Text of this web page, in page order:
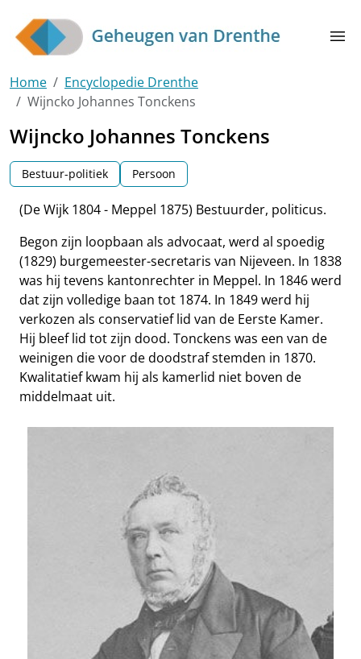
Skip to main content
menu
Home
Encyclopedie Drenthe
Wijncko Johannes Tonckens
Wijncko Johannes Tonckens
Bestuur-politiek Persoon
(De Wijk 1804 - Meppel 1875) Bestuurder, politicus.
Begon zijn loopbaan als advocaat, werd al spoedig
(1829) burgemeester-secretaris van Nijeveen. In 1838
was hij tevens kantonrechter in Meppel. In 1846 werd
dat zijn volledige baan tot 1874. In 1849 werd hij
verkozen als conservatief lid van de Eerste Kamer.
Hij bleef lid tot zijn dood. Tonckens was een van de
weinigen die voor de doodstraf stemden in 1870.
Kwalitatief kwam hij als kamerlid niet boven de
middelmaat uit.